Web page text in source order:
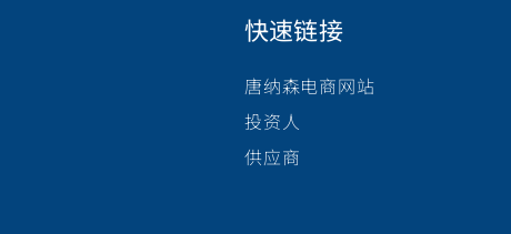
快速链接
唐纳森电商网站
投资人
供应商